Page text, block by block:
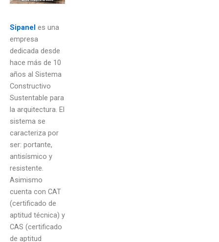
Sipanel es una
empresa
dedicada desde
hace más de 10
años al Sistema
Constructivo
Sustentable para
la arquitectura. El
sistema se
caracteriza por
ser: portante,
antisísmico y
resistente.
Asimismo
cuenta con CAT
(certificado de
aptitud técnica) y
CAS (certificado
de aptitud